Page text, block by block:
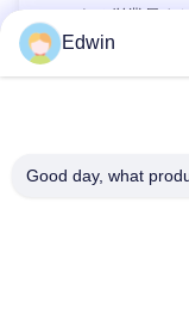
のある従業員ま
おり、これには
Edwin
Good day, what